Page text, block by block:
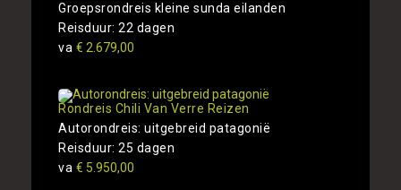
Groepsrondreis kleine sunda eilanden
Reisduur: 22 dagen
va € 2.679,00
Rondreis Chili Van Verre Reizen
Autorondreis: uitgebreid patagonië
Reisduur: 25 dagen
va € 5.950,00